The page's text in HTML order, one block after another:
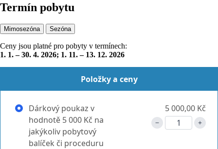
Termín pobytu
Mimosezóna Sezóna
Ceny jsou platné pro pobyty v termínech:
1. 1. – 30. 4. 2026; 1. 11. – 13. 12. 2026
Položky a ceny
Dárkový poukaz v
hodnotě 5 000 Kč na
jakýkoliv pobytový
balíček či proceduru
5 000,00 Kč